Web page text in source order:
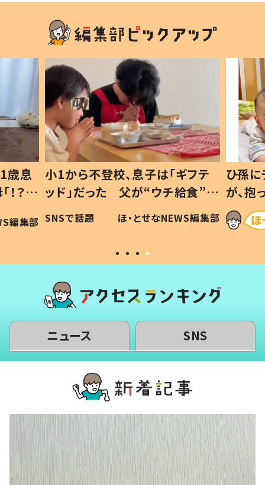
歳息
？」
編集部
小1から不登校、息子は「ギフテ
ッド」だった 父が“ウチ給食”を
作り続ける理由とは #令和の親
#令和の子
SNSで話題 ほ・とせなNEWS編集部
ひ孫
が、
「涙が
い」
ニュース SNS